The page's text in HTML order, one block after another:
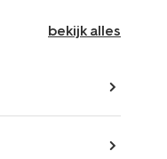
bekijk alles